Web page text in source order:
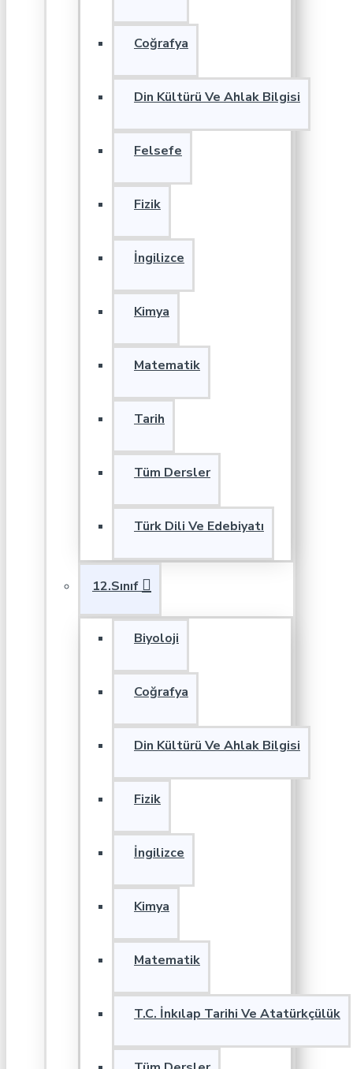
Coğrafya
Din Kültürü Ve Ahlak Bilgisi
Felsefe
Fizik
İngilizce
Kimya
Matematik
Tarih
Tüm Dersler
Türk Dili Ve Edebiyatı
12.Sınıf
Biyoloji
Coğrafya
Din Kültürü Ve Ahlak Bilgisi
Fizik
İngilizce
Kimya
Matematik
T.C. İnkılap Tarihi Ve Atatürkçülük